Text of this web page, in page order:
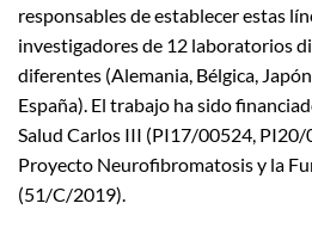
responsables de establecer estas
investigadores de 12 laboratorios
diferentes (Alemania, Bélgica,
España). El trabajo ha sido
Salud Carlos III (PI17/00524, PI20/
Proyecto Neurofibromatosis y la
(51/C/2019).